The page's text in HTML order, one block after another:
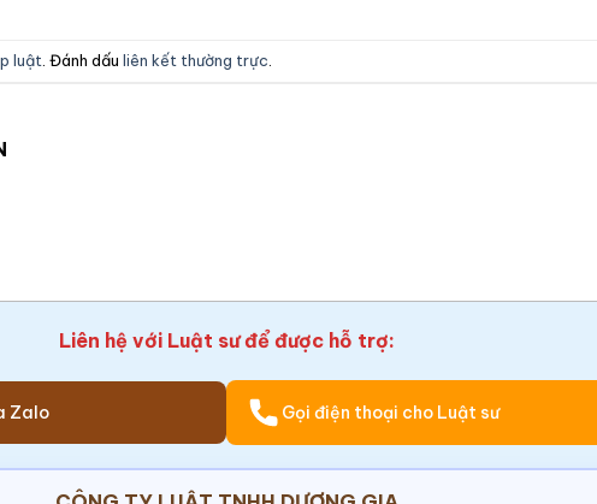
luật. Đánh dấu liên kết thường trực.
Liên hệ với Luật sư để được hỗ trợ:
Zalo Gọi điện thoại cho Luật sư